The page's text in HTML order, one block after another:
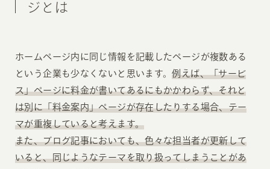
ジとは
ホームページ内に同じ情報を記載したページが複数ある
という企業も少なくないと思います。例えば、「サービ
ス」ページに料金が書いてあるにもかかわらず、それと
は別に「料金案内」ページが存在したりする場合、テー
マが重複していると考えます。
また、ブログ記事においても、色々な担当者が更新して
いると、同じようなテーマを取り扱ってしまうことがあ